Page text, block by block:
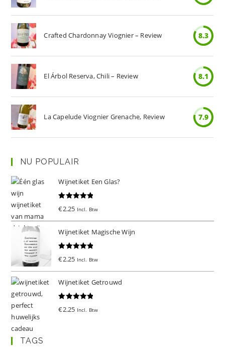
Crafted Chardonnay Viognier – Review 8.3
El Árbol Reserva, Chili – Review 8.1
La Capelude Viognier Grenache, Review 7.9
NU POPULAIR
Wijnetiket Een Glas?
€2.25 Incl. Btw
Wijnetiket Magische Wijn
€2.25 Incl. Btw
Wijnetiket Getrouwd
€2.25 Incl. Btw
TAGS